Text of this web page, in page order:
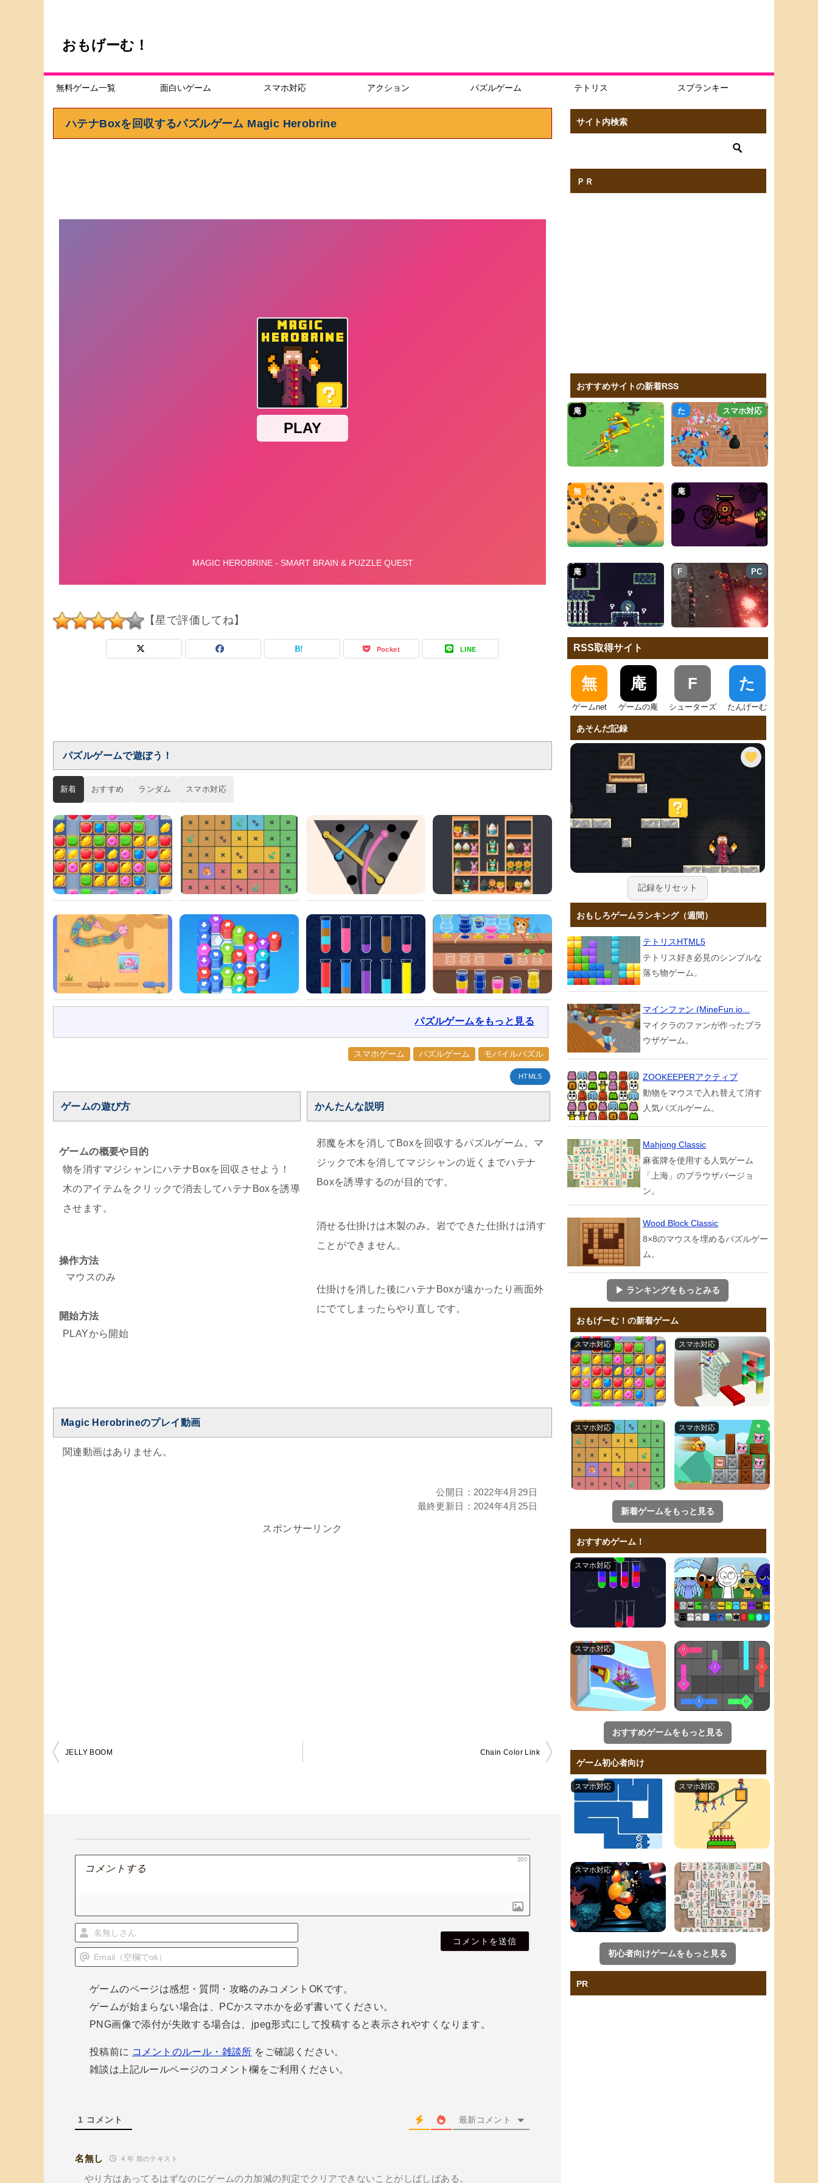
おもげーむ！
無料ゲーム一覧 面白いゲーム スマホ対応 アクション パズルゲーム テトリス スプランキー
ハテナBoxを回収するパズルゲーム Magic Herobrine
【星で評価してね】
Pocket LINE
パズルゲームで遊ぼう！
新着 おすすめ ランダム スマホ対応
パズルゲームをもっと見る
スマホゲーム パズルゲーム モバイルパズル
HTML5
ゲームの遊び方
ゲームの概要や目的
物を消すマジシャンにハテナBoxを回収させよう！
木のアイテムをクリックで消去してハテナBoxを誘導
させます。
操作方法
マウスのみ
開始方法
PLAYから開始
かんたんな説明
邪魔を木を消してBoxを回収するパズルゲーム。マ
ジックで木を消してマジシャンの近くまでハテナ
Boxを誘導するのが目的です。
消せる仕掛けは木製のみ。岩でできた仕掛けは消す
ことができません。
仕掛けを消した後にハテナBoxが遠かったり画面外
にでてしまったらやり直しです。
Magic Herobrineのプレイ動画
関連動画はありません。
公開日： 2022年4月29日
最終更新日： 2024年4月25日
スポンサーリンク
投
JELLY BOOM Chain Color Link
200
名
無
さ
E
m
（
空
欄
で
o
k
ゲームのページは感想・質問・攻略のみコメントOKです。
ゲームが始まらない場合は、PCかスマホかを必ず書いてください。
PNG画像で添付が失敗する場合は、jpeg形式にして投稿すると表示されやすくなります。
投稿前に コメントのルール・雑談所 をご確認ください。
雑談は上記ルールページのコメント欄をご利用ください。
1 コメント 最新コメント
名無し 4 年 前のテキスト
やり方はあってるはずなのにゲームの力加減の判定でクリアできないことがしばしばある。
サイト内検索
ＰＲ
おすすめサイトの新着RSS
庵 た スマホ対応
無 庵
庵 F PC
RSS取得サイト
無
ゲームnet
庵
ゲームの庵
F
シューターズ
た
たんげーむ
あそんだ記録
記録をリセット
おもしろゲームランキング（週間）
テトリスHTML5
テトリス好き必見のシンプルな
落ち物ゲーム。
マインファン (MineFun.io...
マイクラのファンが作ったブラ
ウザゲーム。
ZOOKEEPERアクティブ
動物をマウスで入れ替えて消す
人気パズルゲーム。
Mahjong Classic
麻雀牌を使用する人気ゲーム
「上海」のブラウザバージョ
ン。
Wood Block Classic
8×8のマウスを埋めるパズルゲー
ム。
▶ ランキングをもっとみる
おもげーむ！の新着ゲーム
新着ゲームをもっと見る
おすすめゲーム！
おすすめゲームをもっと見る
ゲーム初心者向け
初心者向けゲームをもっと見る
PR